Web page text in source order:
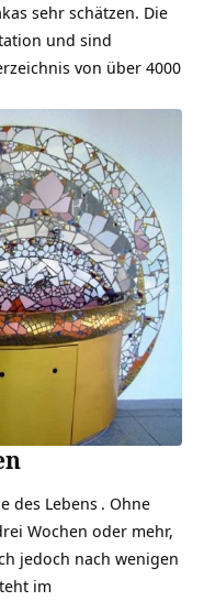
sehr schätzen. Die
und sind
von über 4000
des Lebens . Ohne
Wochen oder mehr,
jedoch nach wenigen
im